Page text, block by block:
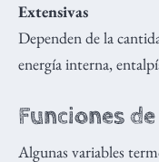
Extensivas
Dependen de la
energía interna,
Funciones
Algunas variables